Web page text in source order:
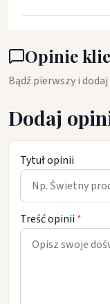
Opinie
Bądź pierwszy i
Dodaj
Tytuł opinii
Treść opinii *